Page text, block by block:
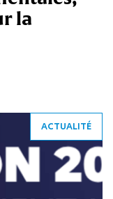
la
ACTUALITÉ